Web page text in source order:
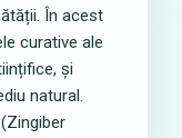
În acest
curative ale
și
natural.